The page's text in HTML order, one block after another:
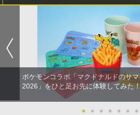
ポケモンコラボ「マクドナルドのサ
2026」をひと足お先に体験してみた
● ● ● ● ● ● ●